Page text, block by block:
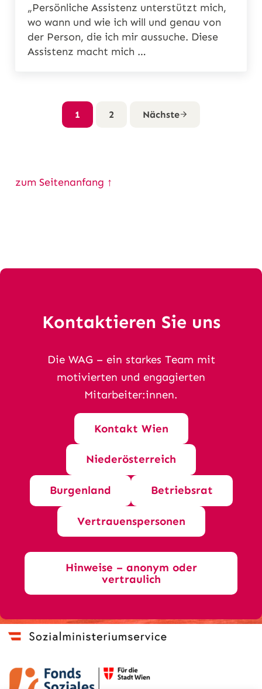
„Persönliche Assistenz unterstützt mich,
wo wann und wie ich will und genau von
der Person, die ich mir aussuche. Diese
Assistenz macht mich …
Seite
1 Seite
2 Nächste
zum Seitenanfang ↑
Kontaktieren Sie uns
Die WAG – ein starkes Team mit
motivierten und engagierten
Mitarbeiter:innen.
Kontakt Wien
Niederösterreich
Burgenland Betriebsrat
Vertrauenspersonen
Hinweise – anonym oder
vertraulich